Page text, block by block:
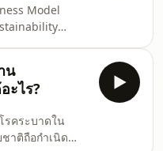
าม อยากรู้ ก็ให้
ทางด้านล่างได้
อัดแน่นอะไร ออก
ยส์
Model
responsible
world (2023)
#ESG
หรับปี 2022
น
ะไร?
รคระบาดใน
าติถือกำเนิด